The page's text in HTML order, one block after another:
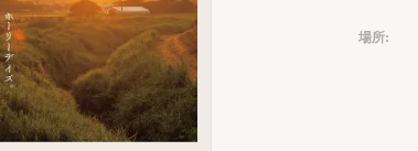
場所: